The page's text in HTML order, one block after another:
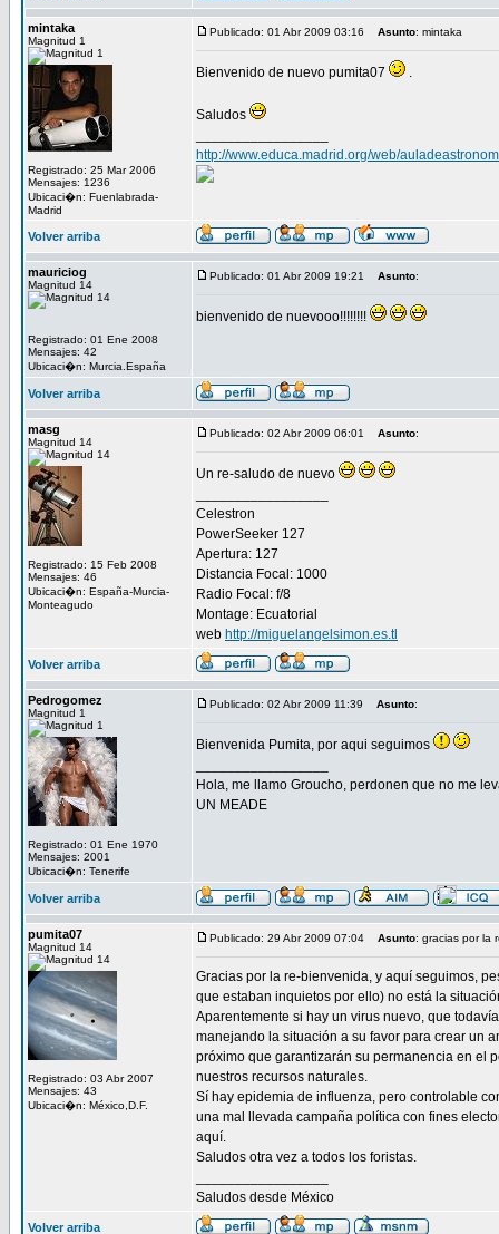
mintaka
Magnitud 1
Registrado: 25 Mar 2006
Mensajes: 1236
Ubicaci�n: Fuenlabrada-
Madrid
Publicado: 01 Abr 2009 03:16 Asunto: mintaka
Bienvenido de nuevo pumita07 .
Saludos
http://www.educa.madrid.org/web/
Volver arriba
mauriciog
Magnitud 14
Registrado: 01 Ene 2008
Mensajes: 42
Ubicaci�n: Murcia.España
Publicado: 01 Abr 2009 19:21 Asunto:
bienvenido de nuevooo!!!!!!!!
Volver arriba
masg
Magnitud 14
Registrado: 15 Feb 2008
Mensajes: 46
Ubicaci�n: España-Murcia-
Monteagudo
Publicado: 02 Abr 2009 06:01 Asunto:
Un re-saludo de nuevo
Celestron
PowerSeeker 127
Apertura: 127
Distancia Focal: 1000
Radio Focal: f/8
Montage: Ecuatorial
web http://miguelangelsimon.es.tl
Volver arriba
Pedrogomez
Magnitud 1
Registrado: 01 Ene 1970
Mensajes: 2001
Ubicaci�n: Tenerife
Publicado: 02 Abr 2009 11:39 Asunto:
Bienvenida Pumita, por aqui seguimos
Hola, me llamo Groucho, perdonen que no me
UN MEADE
Volver arriba
pumita07
Magnitud 14
Registrado: 03 Abr 2007
Mensajes: 43
Ubicaci�n: México,D.F.
Publicado: 29 Abr 2009 07:04 Asunto: gracias por la
Gracias por la re-bienvenida, y aquí seguimos,
que estaban inquietos por ello) no está la
Aparentemente si hay un virus nuevo, que
manejando la situación a su favor para crear un
próximo que garantizarán su permanencia en el
nuestros recursos naturales.
Sí hay epidemia de influenza, pero controlable
una mal llevada campaña política con fines
aquí.
Saludos otra vez a todos los foristas.
Saludos desde México
Volver arriba